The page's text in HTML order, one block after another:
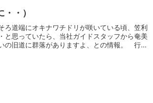
・）
道端にオキナワチドリが咲いている頃、笠利
と思っていたら、当社ガイドスタッフから奄美
の旧道に群落がありますよ、との情報。 行っ